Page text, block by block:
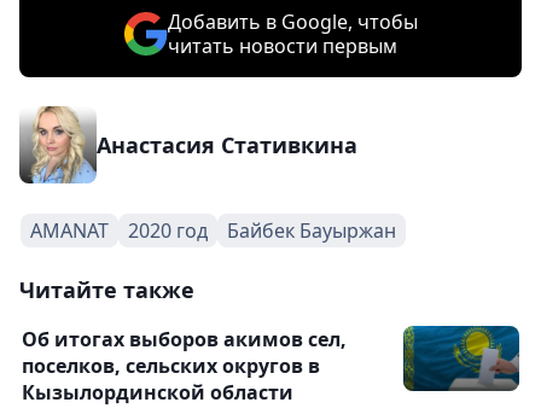
Добавить в Google, чтобы
читать новости первым
Анастасия Стативкина
AMANAT 2020 год Байбек Бауыржан
Читайте также
Об итогах выборов акимов сел,
поселков, сельских округов в
Кызылординской области